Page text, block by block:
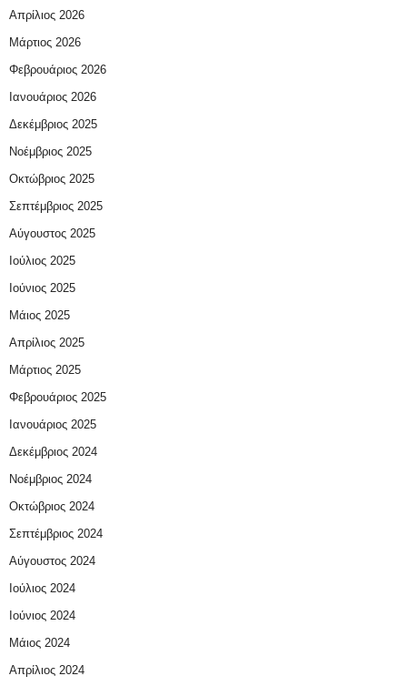
Απρίλιος 2026
Μάρτιος 2026
Φεβρουάριος 2026
Ιανουάριος 2026
Δεκέμβριος 2025
Νοέμβριος 2025
Οκτώβριος 2025
Σεπτέμβριος 2025
Αύγουστος 2025
Ιούλιος 2025
Ιούνιος 2025
Μάιος 2025
Απρίλιος 2025
Μάρτιος 2025
Φεβρουάριος 2025
Ιανουάριος 2025
Δεκέμβριος 2024
Νοέμβριος 2024
Οκτώβριος 2024
Σεπτέμβριος 2024
Αύγουστος 2024
Ιούλιος 2024
Ιούνιος 2024
Μάιος 2024
Απρίλιος 2024